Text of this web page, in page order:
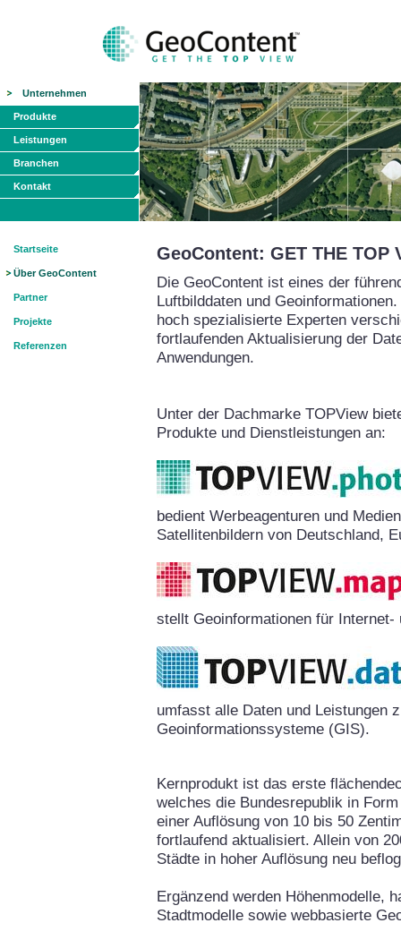
Unternehmen
Produkte
Leistungen
Branchen
Kontakt
Startseite
Über GeoContent
Partner
Projekte
Referenzen
GeoContent: GET THE TOP
Die GeoContent ist eines der
Luftbilddaten und
hoch spezialisierte Experten
fortlaufenden Aktualisierung der
Anwendungen.
Unter der Dachmarke TOPView
Produkte und Dienstleistungen an:
bedient Werbeagenturen und
Satellitenbildern von Deutschland,
stellt Geoinformationen für Internet-
umfasst alle Daten und Leistungen
Geoinformationssysteme (GIS).
Kernprodukt ist das erste
welches die Bundesrepublik in
einer Auflösung von 10 bis 50
fortlaufend aktualisiert. Allein von
Städte in hoher Auflösung neu
Ergänzend werden Höhenmodelle,
Stadtmodelle sowie webbasierte